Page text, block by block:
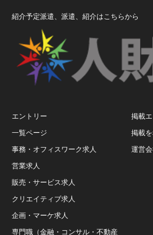
紹介予定派遣、派遣、紹介はこちらから
エントリー
一覧ページ
事務・オフィスワーク求人
営業求人
販売・サービス求人
クリエイティブ求人
企画・マーケ求人
専門職（金融・コンサル・不動産
掲載
掲載
運営